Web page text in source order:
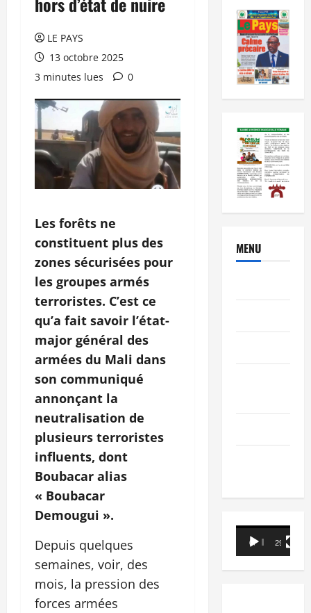
LE PAYS
13 octobre 2025
3 minutes lues
0
Les forêts ne
constituent plus des
zones sécurisées pour
les groupes armés
terroristes. C’est ce
qu’a fait savoir l’état-
major général des
armées du Mali dans
son communiqué
annonçant la
neutralisation de
plusieurs terroristes
influents, dont
Boubacar alias
« Boubacar
Demougui ».
Depuis quelques
semaines, voir, des
mois, la pression des
forces armées
MENU
Lecteur
vidéo
00:00 29:21